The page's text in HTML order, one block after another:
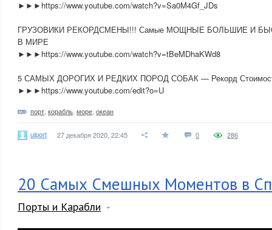
►►►https://www.youtube.com/watch?v=Sa0M4Gf_JDs
ГРУЗОВИКИ РЕКОРДСМЕНЫ!!! Самые МОЩНЫЕ БОЛЬШИЕ И
В МИРЕ
►►►https://www.youtube.com/watch?v=tBeMDhaKWd8
5 САМЫХ ДОРОГИХ И РЕДКИХ ПОРОД СОБАК — Рекорд Стоимости
►►►https://www.youtube.com/edit?o=U
порт корабль море океан
ulport 27 декабря 2020, 22:45 0 286
20 Самых Смешных Моментов в
Порты и Карабли